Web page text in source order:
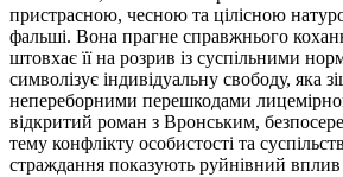
пристрасною, чесною та цілісною
фальші. Вона прагне справжнього
штовхає її на розрив із суспільними
символізує індивідуальну свободу, яка
непереборними перешкодами
відкритий роман з Вронським,
тему конфлікту особистості та
страждання показують руйнівний вплив